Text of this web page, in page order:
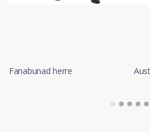
Fanabunad herre